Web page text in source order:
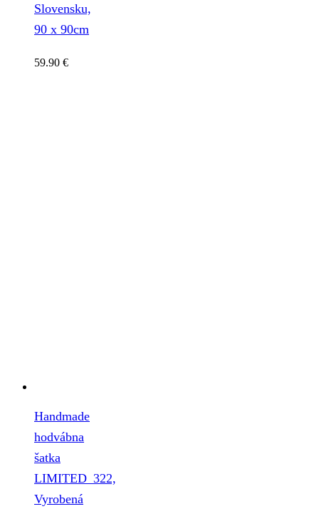
Slovensku,
90 x 90cm
59.90 €
Handmade
hodvábna
šatka
LIMITED_322,
Vyrobená